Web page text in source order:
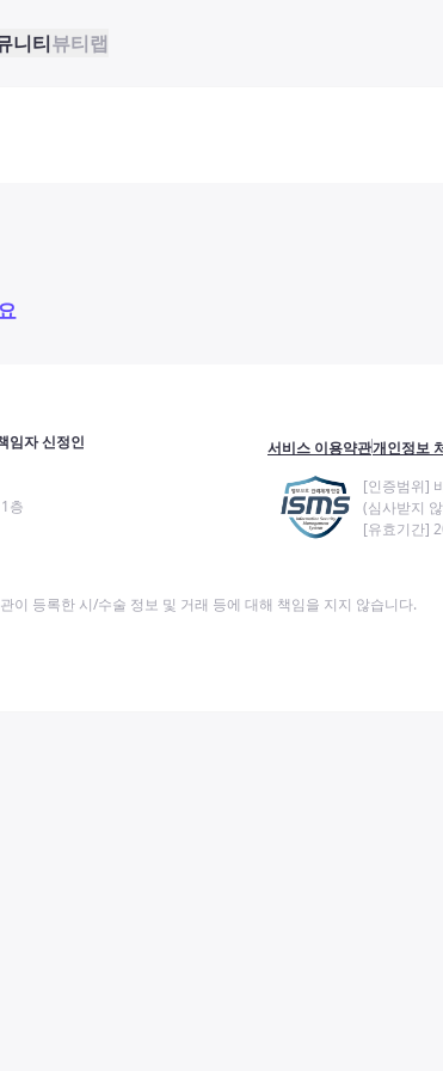
니티뷰티랩
임자 신정인
층
서비스 이용약관개인정보
[인증범위]
(심사받지
[유효기간]
이 등록한 시/수술 정보 및 거래 등에 대해 책임을 지지 않습니다.